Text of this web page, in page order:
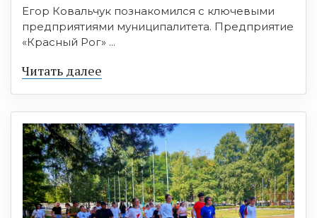
Егор Ковальчук познакомился с ключевыми
предприятиями муниципалитета. Предприятие
«Красный Рог» ...
Читать далее